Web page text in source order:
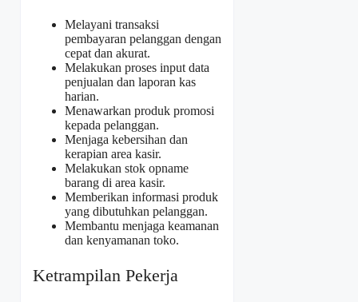
Melayani transaksi
pembayaran pelanggan dengan
cepat dan akurat.
Melakukan proses input data
penjualan dan laporan kas
harian.
Menawarkan produk promosi
kepada pelanggan.
Menjaga kebersihan dan
kerapian area kasir.
Melakukan stok opname
barang di area kasir.
Memberikan informasi produk
yang dibutuhkan pelanggan.
Membantu menjaga keamanan
dan kenyamanan toko.
Ketrampilan Pekerja